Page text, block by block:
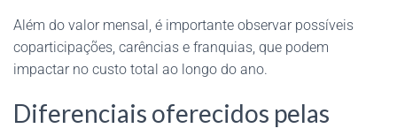
Além do valor mensal, é importante observar possíveis
coparticipações, carências e franquias, que podem
impactar no custo total ao longo do ano.
Diferenciais oferecidos pelas